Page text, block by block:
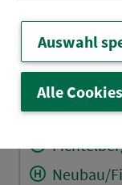
Unterlind
Neubau/
Auswahl
Alle